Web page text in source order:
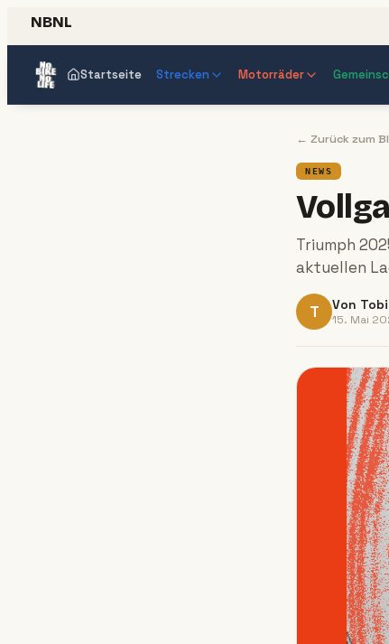
NBNL
Startseite Strecken Motorräder
← Zurück zum
NEWS
Triumph
aktuellen
T Von
15. Mai